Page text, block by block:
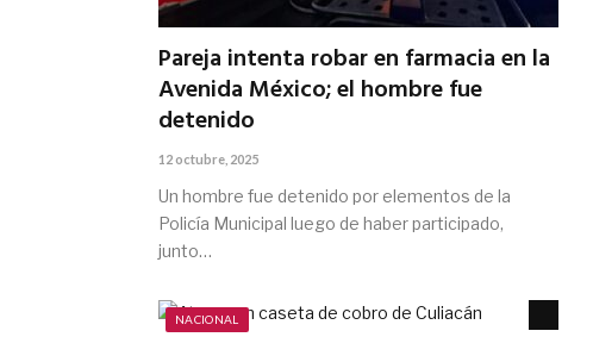
Pareja intenta robar en farmacia en la
Avenida México; el hombre fue
detenido
12 octubre, 2025
Un hombre fue detenido por elementos de la
Policía Municipal luego de haber participado,
junto…
NACIONAL